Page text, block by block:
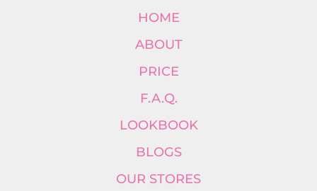
HOME
ABOUT
PRICE
F.A.Q.
LOOKBOOK
BLOGS
OUR STORES